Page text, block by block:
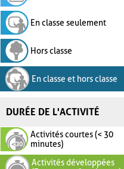
En classe seulement
Hors classe
En classe et hors classe
DURÉE DE L'ACTIVITÉ
Activités courtes (< 30
minutes)
Activités développées